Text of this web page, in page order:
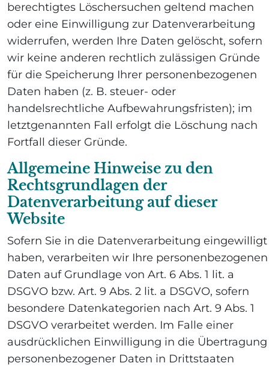
berechtigtes Löschersuchen geltend machen
oder eine Einwilligung zur Datenverarbeitung
widerrufen, werden Ihre Daten gelöscht, sofern
wir keine anderen rechtlich zulässigen Gründe
für die Speicherung Ihrer personenbezogenen
Daten haben (z. B. steuer- oder
handelsrechtliche Aufbewahrungsfristen); im
letztgenannten Fall erfolgt die Löschung nach
Fortfall dieser Gründe.
Allgemeine Hinweise zu den
Rechtsgrundlagen der
Datenverarbeitung auf dieser
Website
Sofern Sie in die Datenverarbeitung eingewilligt
haben, verarbeiten wir Ihre personenbezogenen
Daten auf Grundlage von Art. 6 Abs. 1 lit. a
DSGVO bzw. Art. 9 Abs. 2 lit. a DSGVO, sofern
besondere Datenkategorien nach Art. 9 Abs. 1
DSGVO verarbeitet werden. Im Falle einer
ausdrücklichen Einwilligung in die Übertragung
personenbezogener Daten in Drittstaaten